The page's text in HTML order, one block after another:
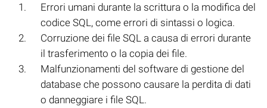
Errori umani durante la scrittura o la modifica del
codice SQL, come errori di sintassi o logica.
Corruzione dei file SQL a causa di errori durante
il trasferimento o la copia dei file.
Malfunzionamenti del software di gestione del
database che possono causare la perdita di dati
o danneggiare i file SQL.